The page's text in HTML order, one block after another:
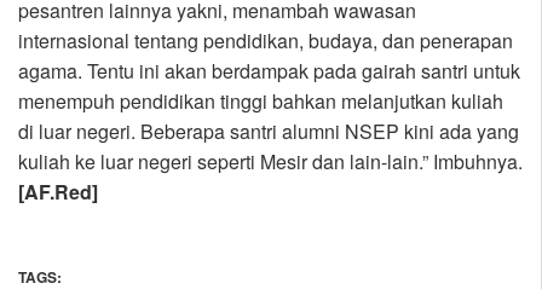
pesantren lainnya yakni, menambah wawasan
internasional tentang pendidikan, budaya, dan penerapan
agama. Tentu ini akan berdampak pada gairah santri untuk
menempuh pendidikan tinggi bahkan melanjutkan kuliah
di luar negeri. Beberapa santri alumni NSEP kini ada yang
kuliah ke luar negeri seperti Mesir dan lain-lain.” Imbuhnya.
[AF.Red]
TAGS: